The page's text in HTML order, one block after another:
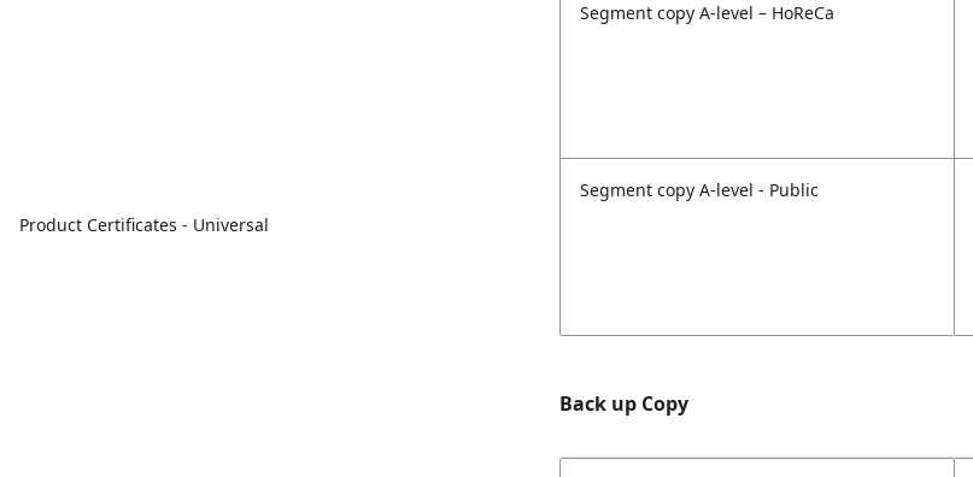
Product Certificates - Universal
Segment copy A-level – HoReCa
Segment copy A-level - Public
Back up Copy